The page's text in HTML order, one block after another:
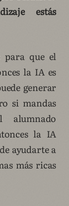
estás
para que el
la IA es
generar
si mandas
la IA
ayudarte a
más ricas